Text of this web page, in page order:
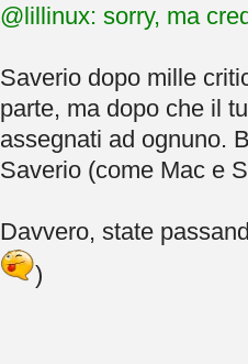
@lillinux: sorry, ma
Saverio dopo mille
parte, ma dopo che il
assegnati ad ognuno.
Saverio (come Mac e
Davvero, state
)